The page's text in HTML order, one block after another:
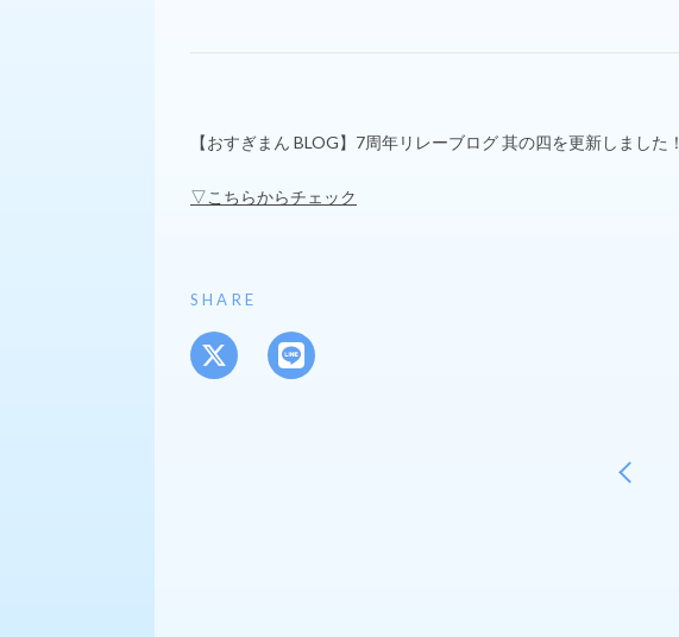
【おすぎまん BLOG】7周年リレーブログ 其の四を更新しました！
▽こちらからチェック
SHARE